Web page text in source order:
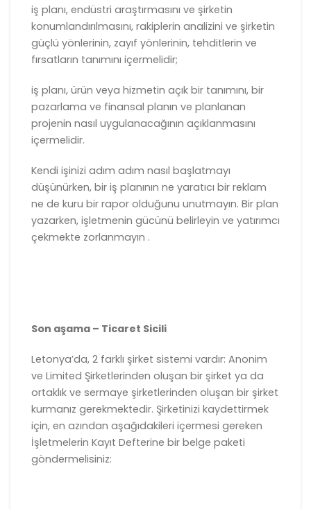
iş planı, endüstri araştırmasını ve şirketin
konumlandırılmasını, rakiplerin analizini ve şirketin
güçlü yönlerinin, zayıf yönlerinin, tehditlerin ve
fırsatların tanımını içermelidir;
iş planı, ürün veya hizmetin açık bir tanımını, bir
pazarlama ve finansal planın ve planlanan
projenin nasıl uygulanacağının açıklanmasını
içermelidir.
Kendi işinizi adım adım nasıl başlatmayı
düşünürken, bir iş planının ne yaratıcı bir reklam
ne de kuru bir rapor olduğunu unutmayın. Bir plan
yazarken, işletmenin gücünü belirleyin ve yatırımcı
çekmekte zorlanmayın .
Son aşama – Ticaret Sicili
Letonya’da, 2 farklı şirket sistemi vardır: Anonim
ve Limited Şirketlerinden oluşan bir şirket ya da
ortaklık ve sermaye şirketlerinden oluşan bir şirket
kurmanız gerekmektedir. Şirketinizi kaydettirmek
için, en azından aşağıdakileri içermesi gereken
İşletmelerin Kayıt Defterine bir belge paketi
göndermelisiniz: